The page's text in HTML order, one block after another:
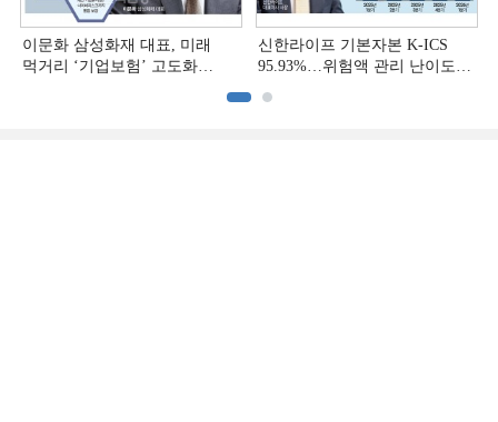
이문화 삼성화재 대표, 미래
먹거리 ‘기업보험’ 고도화
신한라이프 기본자본 K-ICS
95.93%…위험액 관리 난이도